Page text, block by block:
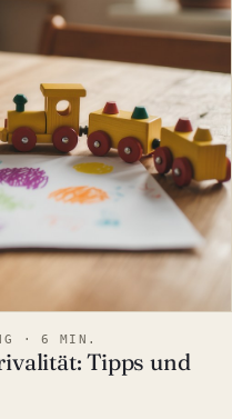
· 6 MIN.
Tipps und